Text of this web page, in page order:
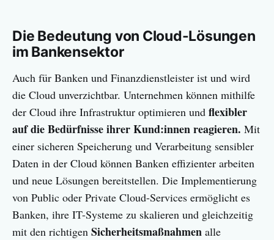
Die Bedeutung von Cloud-Lösungen
im Bankensektor
Auch für Banken und Finanzdienstleister ist und wird
die Cloud unverzichtbar. Unternehmen können mithilfe
der Cloud ihre Infrastruktur optimieren und flexibler
auf die Bedürfnisse ihrer Kund:innen reagieren. Mit
einer sicheren Speicherung und Verarbeitung sensibler
Daten in der Cloud können Banken effizienter arbeiten
und neue Lösungen bereitstellen. Die Implementierung
von Public oder Private Cloud-Services ermöglicht es
Banken, ihre IT-Systeme zu skalieren und gleichzeitig
mit den richtigen Sicherheitsmaßnahmen alle